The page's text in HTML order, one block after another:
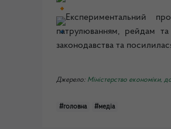
Експериментальний
патрулюванням, рейдам
законодавства та
Джерело: Міністерство економіки,
#головна #медіа